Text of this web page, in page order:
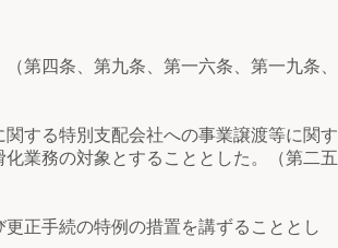
第四条、第九条、第一六条、第一九条、
する特別支配会社への事業譲渡等に関す
業務の対象とすることとした。（第二五
正手続の特例の措置を講ずることとし